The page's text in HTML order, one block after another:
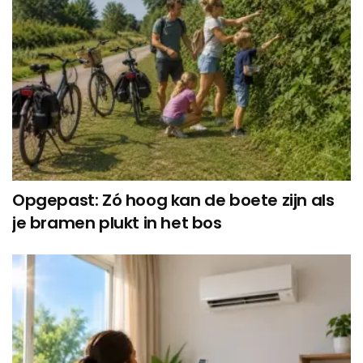
Opgepast: Zó hoog kan de boete zijn als
je bramen plukt in het bos